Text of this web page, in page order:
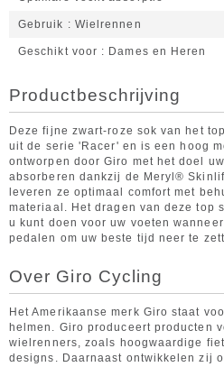
Gebruik Wielrennen
Geschikt voor Dames en Heren
Productbeschrijving
Deze fijne zwart-roze sok van het
uit de serie 'Racer' en is een hoog
ontworpen door Giro met het doel
absorberen dankzij de Meryl®
leveren ze optimaal comfort met
materiaal. Het dragen van deze top
u kunt doen voor uw voeten
pedalen om uw beste tijd neer te
Over Giro Cycling
Het Amerikaanse merk Giro staat
helmen. Giro produceert producten
wielrenners, zoals hoogwaardige
designs. Daarnaast ontwikkelen zij